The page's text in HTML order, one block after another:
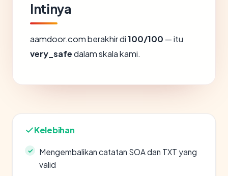
Intinya
aamdoor.com berakhir di100/100 — itu
very_safedalam skala kami.
Kelebihan
Mengembalikan catatan SOA dan TXT yang
valid